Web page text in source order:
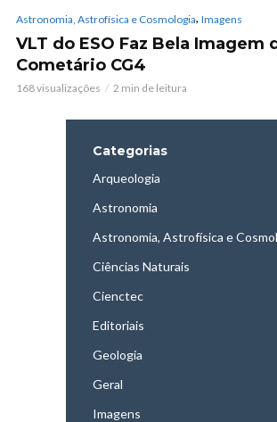
Astronomia, Astrofísica e Cosmologia, Imagens
VLT do ESO Faz Bela Imagem
Cometário CG4
168 visualizações 2 min de leitura
Categorias
Arqueologia
Astronomia
Astronomia, Astrofísica e
Ciências Naturais
Cienctec
Editoriais
Geologia
Geral
Imagens